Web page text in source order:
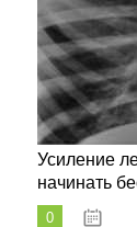
Усиление
начинать
0